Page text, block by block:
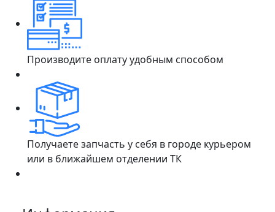
Производите оплату удобным способом
Получаете запчасть у себя в городе курьером
или в ближайшем отделении ТК